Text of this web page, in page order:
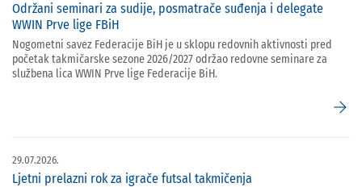
Održani seminari za sudije, posmatrače suđenja i delegate
WWIN Prve lige FBiH
Nogometni savez Federacije BiH je u sklopu redovnih aktivnosti pred
početak takmičarske sezone 2026/2027 održao redovne seminare za
službena lica WWIN Prve lige Federacije BiH.
arrow_forward
29.07.2026.
Ljetni prelazni rok za igrače futsal takmičenja